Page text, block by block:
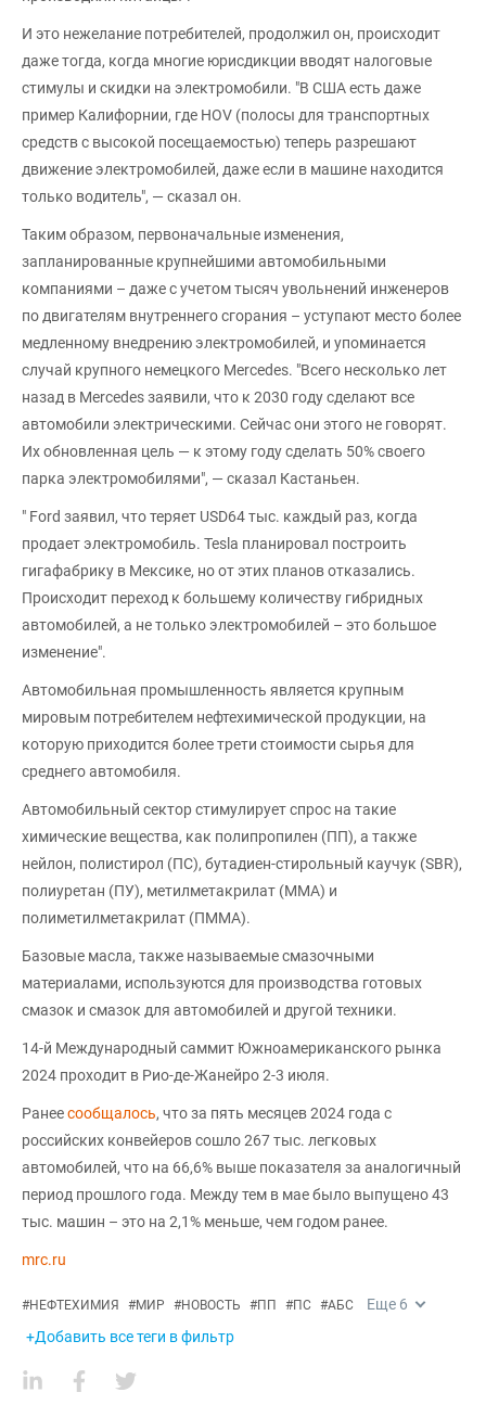
И это нежелание потребителей, продолжил он, происходит
даже тогда, когда многие юрисдикции вводят налоговые
стимулы и скидки на электромобили. "В США есть даже
пример Калифорнии, где HOV (полосы для транспортных
средств с высокой посещаемостью) теперь разрешают
движение электромобилей, даже если в машине находится
только водитель", — сказал он.
Таким образом, первоначальные изменения,
запланированные крупнейшими автомобильными
компаниями – даже с учетом тысяч увольнений инженеров
по двигателям внутреннего сгорания – уступают место более
медленному внедрению электромобилей, и упоминается
случай крупного немецкого Mercedes. "Всего несколько лет
назад в Mercedes заявили, что к 2030 году сделают все
автомобили электрическими. Сейчас они этого не говорят.
Их обновленная цель — к этому году сделать 50% своего
парка электромобилями", — сказал Кастаньен.
" Ford заявил, что теряет USD64 тыс. каждый раз, когда
продает электромобиль. Tesla планировал построить
гигафабрику в Мексике, но от этих планов отказались.
Происходит переход к большему количеству гибридных
автомобилей, а не только электромобилей – это большое
изменение".
Автомобильная промышленность является крупным
мировым потребителем нефтехимической продукции, на
которую приходится более трети стоимости сырья для
среднего автомобиля.
Автомобильный сектор стимулирует спрос на такие
химические вещества, как полипропилен (ПП), а также
нейлон, полистирол (ПС), бутадиен-стирольный каучук (SBR),
полиуретан (ПУ), метилметакрилат (ММА) и
полиметилметакрилат (ПММА).
Базовые масла, также называемые смазочными
материалами, используются для производства готовых
смазок и смазок для автомобилей и другой техники.
14-й Международный саммит Южноамериканского рынка
2024 проходит в Рио-де-Жанейро 2-3 июля.
Ранеесообщалось, что за пять месяцев 2024 года с
российских конвейеров сошло 267 тыс. легковых
автомобилей, что на 66,6% выше показателя за аналогичный
период прошлого года. Между тем в мае было выпущено 43
тыс. машин – это на 2,1% меньше, чем годом ранее.
mrc.ru
#НЕФТЕХИМИЯ #МИР #НОВОСТЬ #ПП #ПС #АБС Еще 6
+Добавить все теги в фильтр